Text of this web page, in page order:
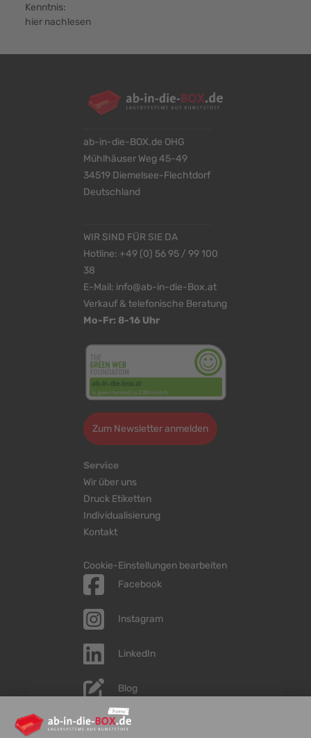
Kenntnis:
hier nachlesen
ab-in-die-BOX.de OHG
Mühlhäuser Weg 45-49
34519 Diemelsee-Flechtdorf
Deutschland
WIR SIND FÜR SIE DA
Hotline: +49 (0) 56 95 / 99 100
38
E-Mail: info@ab-in-die-Box.at
Verkauf & telefonische Beratung
Mo-Fr: 8-16 Uhr
Zum Newsletter anmelden
Service
Wir über uns
Druck Etiketten
Individualisierung
Kontakt
Cookie-Einstellungen bearbeiten
Facebook
Instagram
LinkedIn
Blog
YouTube